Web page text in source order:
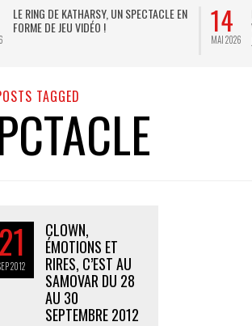
LE RING DE KATHARSY, UN SPECTACLE EN
FORME DE JEU VIDÉO !
14
MAI 2026
TAGGED
21
2012
CLOWN,
ÉMOTIONS ET
RIRES, C’EST AU
SAMOVAR DU 28
AU 30
SEPTEMBRE 2012